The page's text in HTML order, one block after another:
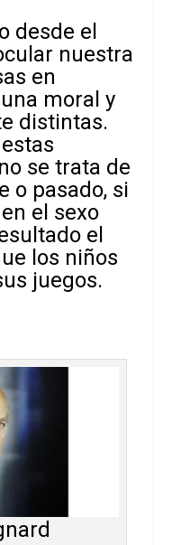
desde el
nuestra
en
moral y
distintas.
se trata de
o pasado, si
el sexo
el
los niños
juegos.